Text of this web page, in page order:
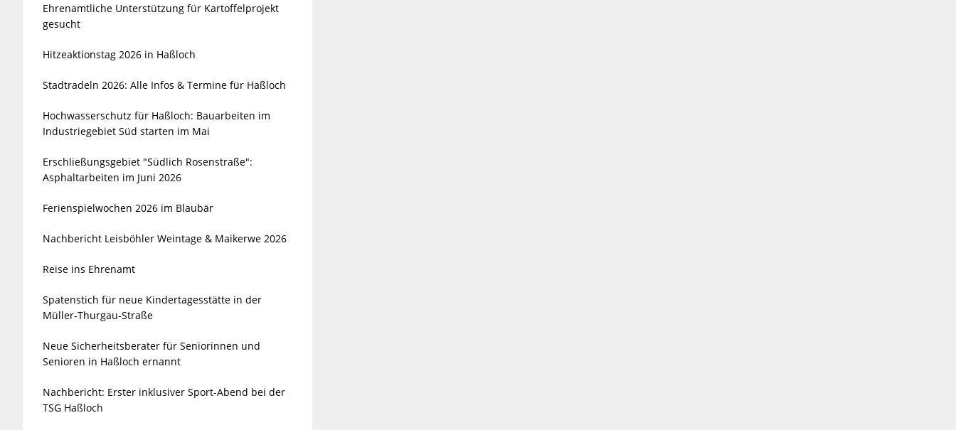
Ehrenamtliche Unterstützung für Kartoffelprojekt
gesucht
Hitzeaktionstag 2026 in Haßloch
Stadtradeln 2026: Alle Infos & Termine für Haßloch
Hochwasserschutz für Haßloch: Bauarbeiten im
Industriegebiet Süd starten im Mai
Erschließungsgebiet "Südlich Rosenstraße":
Asphaltarbeiten im Juni 2026
Ferienspielwochen 2026 im Blaubär
Nachbericht Leisböhler Weintage & Maikerwe 2026
Reise ins Ehrenamt
Spatenstich für neue Kindertagesstätte in der
Müller-Thurgau-Straße
Neue Sicherheitsberater für Seniorinnen und
Senioren in Haßloch ernannt
Nachbericht: Erster inklusiver Sport-Abend bei der
TSG Haßloch